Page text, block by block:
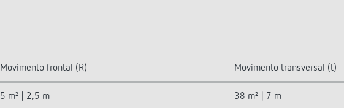
Movimento frontal (R) Movimento transversal (t)
5 m² | 2,5 m 38 m² | 7 m